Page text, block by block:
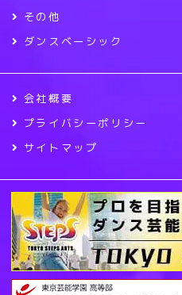
その他
ダンスベーシック
会社概要
プライバシーポリシー
サイトマップ